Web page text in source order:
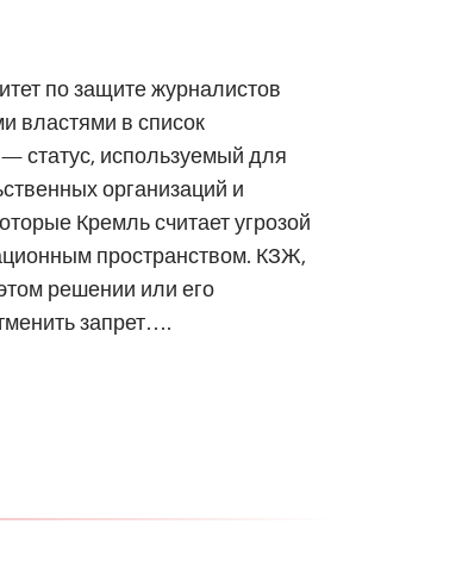
по защите журналистов
властями в список
статус, используемый для
организаций и
Кремль считает угрозой
пространством. КЗЖ,
решении или его
запрет….